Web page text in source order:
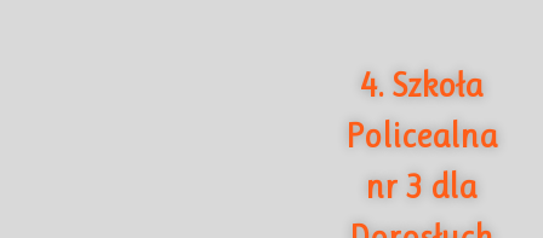
4. Szkoła
Policealna
nr 3 dla